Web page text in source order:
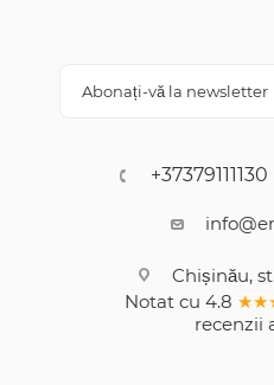
Abonați-vă la newsletter
+37379111130
Chișinău,
Notat cu 4.8
recenzii